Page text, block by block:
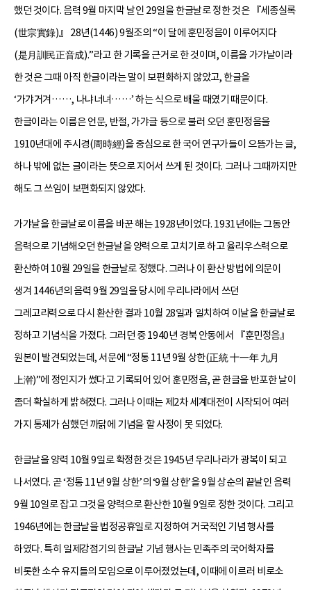
했던 것이다. 음력 9월 마지막 날인 29일을 한글날로 정한 것은 『세종실록
(世宗實錄)』 28년(1446) 9월조의 “이 달에 훈민정음이 이루어지다
(是月訓民正音成).”라고 한 기록을 근거로 한 것이며, 이름을 가갸날이라
한 것은 그때 아직 한글이라는 말이 보편화하지 않았고, 한글을
‘가갸거겨……, 나냐너녀……’ 하는 식으로 배울 때였기 때문이다.
한글이라는 이름은 언문, 반절, 가갸글 등으로 불러 오던 훈민정음을
1910년대에 주시경(周時經)을 중심으로 한 국어 연구가들이 으뜸가는 글,
하나 밖에 없는 글이라는 뜻으로 지어서 쓰게 된 것이다. 그러나 그때까지만
해도 그 쓰임이 보편화되지 않았다.
가갸날을 한글날로 이름을 바꾼 해는 1928년이었다. 1931년에는 그동안
음력으로 기념해오던 한글날을 양력으로 고치기로 하고 율리우스력으로
환산하여 10월 29일을 한글날로 정했다. 그러나 이 환산 방법에 의문이
생겨 1446년의 음력 9월 29일을 당시에 우리나라에서 쓰던
그레고리력으로 다시 환산한 결과 10월 28일과 일치하여 이날을 한글날로
정하고 기념식을 가졌다. 그러던 중 1940년 경북 안동에서 『훈민정음』
원본이 발견되었는데, 서문에 “정통 11년 9월 상한(正統 十一年 九月
上澣)”에 정인지가 썼다고 기록되어 있어 훈민정음, 곧 한글을 반포한 날이
좀더 확실하게 밝혀졌다. 그러나 이때는 제2차 세계대전이 시작되어 여러
가지 통제가 심했던 까닭에 기념을 할 사정이 못 되었다.
한글날을 양력 10월 9일로 확정한 것은 1945년 우리나라가 광복이 되고
나서였다. 곧 ‘정통 11년 9월 상한’의 ‘9월 상한’을 9월 상순의 끝날인 음력
9월 10일로 잡고 그것을 양력으로 환산한 10월 9일로 정한 것이다. 그리고
1946년에는 한글날을 법정공휴일로 지정하여 거국적인 기념 행사를
하였다. 특히 일제강점기의 한글날 기념 행사는 민족주의 국어학자를
비롯한 소수 유지들의 모임으로 이루어졌었는데, 이때에 이르러 비로소